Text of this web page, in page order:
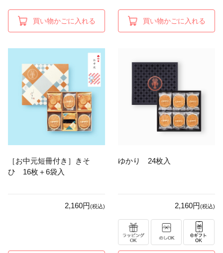
買い物かごに入れる 買い物かごに入れる
［お中元短冊付き］きそ
ひ 16枚＋6袋入
2,160円(税込)
ゆかり 24枚入
2,160円(税込)